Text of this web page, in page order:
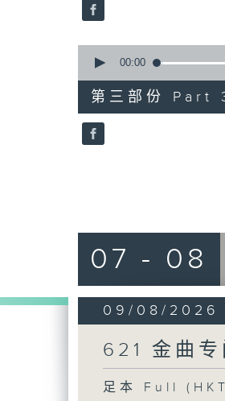
seconds
90%
seconds
30
minutes,
9
seconds
90%
00:00
第三部份
07 - 08
09/08/2026
621 金曲专
足本 Full